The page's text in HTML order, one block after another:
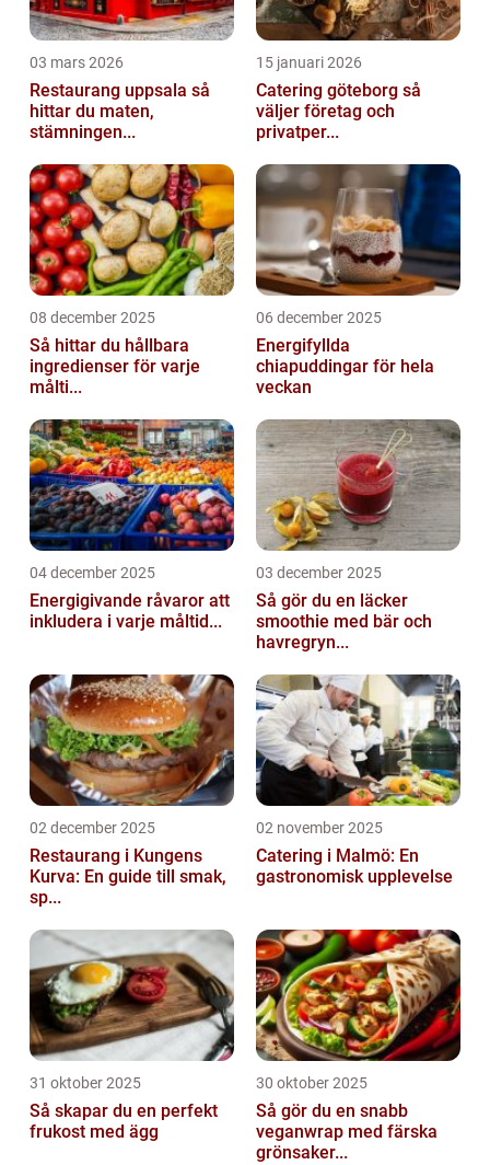
03 mars 2026
Restaurang uppsala så
hittar du maten,
stämningen...
15 januari 2026
Catering göteborg så
väljer företag och
privatper...
08 december 2025
Så hittar du hållbara
ingredienser för varje
målti...
06 december 2025
Energifyllda
chiapuddingar för hela
veckan
04 december 2025
Energigivande råvaror att
inkludera i varje måltid...
03 december 2025
Så gör du en läcker
smoothie med bär och
havregryn...
02 december 2025
Restaurang i Kungens
Kurva: En guide till smak,
sp...
02 november 2025
Catering i Malmö: En
gastronomisk upplevelse
31 oktober 2025
Så skapar du en perfekt
frukost med ägg
30 oktober 2025
Så gör du en snabb
veganwrap med färska
grönsaker...